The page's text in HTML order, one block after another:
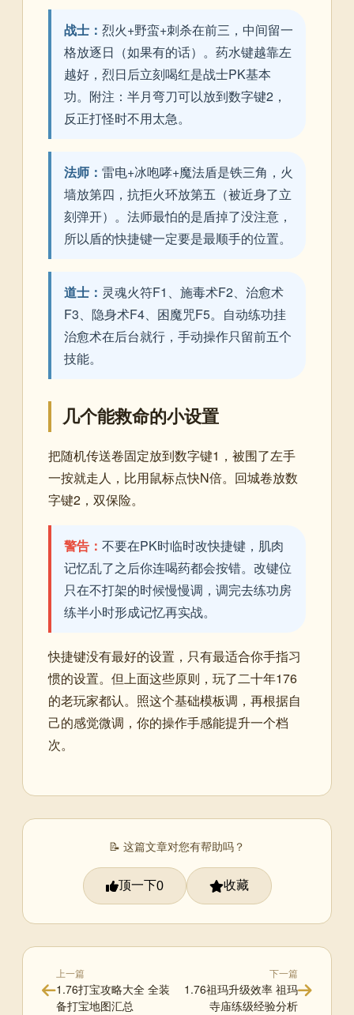
战士： 烈火+野蛮+刺杀在前三，中间留一
格放逐日（如果有的话）。药水键越靠左
越好，烈日后立刻喝红是战士PK基本
功。附注：半月弯刀可以放到数字键2，
反正打怪时不用太急。
法师： 雷电+冰咆哮+魔法盾是铁三角，火
墙放第四，抗拒火环放第五（被近身了立
刻弹开）。法师最怕的是盾掉了没注意，
所以盾的快捷键一定要是最顺手的位置。
道士： 灵魂火符F1、施毒术F2、治愈术
F3、隐身术F4、困魔咒F5。自动练功挂
治愈术在后台就行，手动操作只留前五个
技能。
几个能救命的小设置
把随机传送卷固定放到数字键1，被围了左手
一按就走人，比用鼠标点快N倍。回城卷放数
字键2，双保险。
警告： 不要在PK时临时改快捷键，肌肉
记忆乱了之后你连喝药都会按错。改键位
只在不打架的时候慢慢调，调完去练功房
练半小时形成记忆再实战。
快捷键没有最好的设置，只有最适合你手指习
惯的设置。但上面这些原则，玩了二十年176
的老玩家都认。照这个基础模板调，再根据自
己的感觉微调，你的操作手感能提升一个档
次。
📝 这篇文章对您有帮助吗？
顶一下0 收藏
上一篇
1.76打宝攻略大全 全装
备打宝地图汇总
下一篇
1.76祖玛升级效率 祖玛
寺庙练级经验分析